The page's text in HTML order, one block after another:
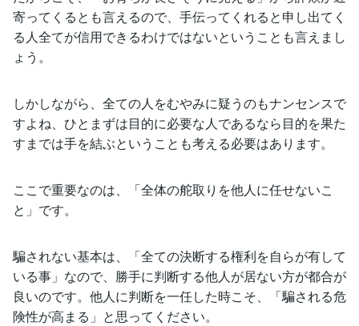
寄ってくるとも言えるので、手伝ってくれると申し出てく
る人全てが信用できるわけではないということも言えまし
ょう。
しかしながら、全ての人をむやみに疑うのもナンセンスで
すよね、ひとまずは目的に必要な人であるなら目的を果た
すまでは手を結ぶということも考える必要はあります。
ここで重要なのは、「全体の舵取りを他人に任せないこ
と」です。
騙されない基本は、「全ての決断する権利を自らが有して
いる事」なので、勝手に判断する他人が居ない方が都合が
良いのです。他人に判断を一任した時こそ、「騙される危
険性が高まる」と思ってください。